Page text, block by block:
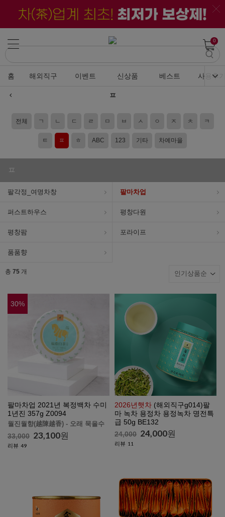
0
홈 해외직구 이벤트 신상품 베스트 사용후
ㅍ
전체 ㄱ ㄴ ㄷ ㄹ ㅁ ㅂ ㅅ ㅇ ㅈ ㅊ ㅋ
ㅌ ㅍ ㅎ ABC 123 기타 차예마을
ㅍ
팔각정_여명차창 팔마차업
퍼스트하우스 평창다원
평창팜 포라이프
품품향
총 75 개
30%
팔마차업 2021년 복정백차 수미
1년진 357g Z0094
월진월향(越陳越香) - 오래 묵을수
록 향이 깊고 맛있어집니다.
33,000 23,100원
리뷰 49
2026년햇차 (해외직구g014)팔
마 녹차 용정차 용정녹차 명전특
급 50g BE132
24,000 24,000원
리뷰 11